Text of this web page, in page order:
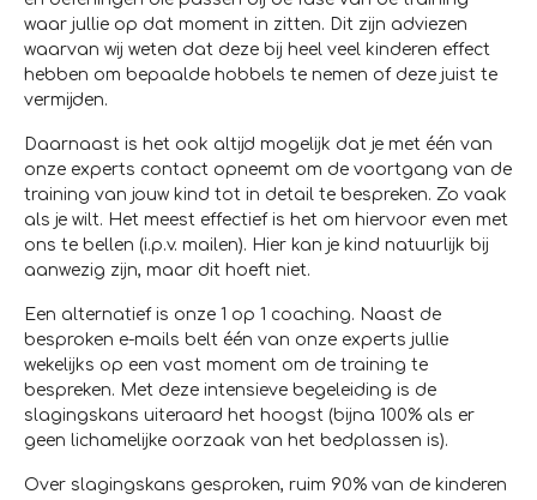
waar jullie op dat moment in zitten. Dit zijn adviezen
waarvan wij weten dat deze bij heel veel kinderen effect
hebben om bepaalde hobbels te nemen of deze juist te
vermijden.
Daarnaast is het ook altijd mogelijk dat je met één van
onze experts contact opneemt om de voortgang van de
training van jouw kind tot in detail te bespreken. Zo vaak
als je wilt. Het meest effectief is het om hiervoor even met
ons te bellen (i.p.v. mailen). Hier kan je kind natuurlijk bij
aanwezig zijn, maar dit hoeft niet.
Een alternatief is onze 1 op 1 coaching. Naast de
besproken e-mails belt één van onze experts jullie
wekelijks op een vast moment om de training te
bespreken. Met deze intensieve begeleiding is de
slagingskans uiteraard het hoogst (bijna 100% als er
geen lichamelijke oorzaak van het bedplassen is).
Over slagingskans gesproken, ruim 90% van de kinderen